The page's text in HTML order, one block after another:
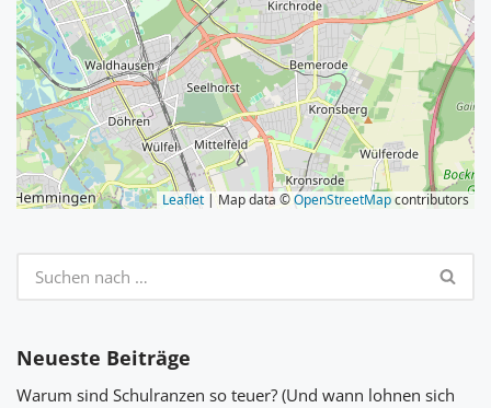
Leaflet | Map data ©OpenStreetMapcontributors
Neueste Beiträge
Warum sind Schulranzen so teuer? (Und wann lohnen sich